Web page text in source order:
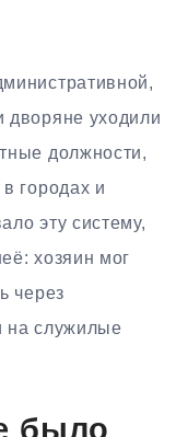
дворяне уходили
должности,
городах и
эту систему,
хозяин мог
через
на служилые